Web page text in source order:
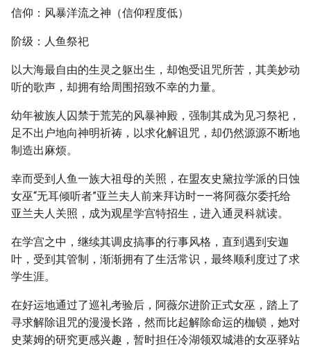
信仰：风暴洋流之神（信仰程度低）
阶级：人鱼祭祀
以大海最自由的生灵之躯出生，却饱受诅咒所苦，其美妙动
听的歌声，却拥有给周围招致不幸的力量。
幼年被族人囚禁于荒芜的风暴神殿，强制其成为见习祭祀，
足不出户地向神明祈祷，以求化解诅咒，却仍然源源不断地
制造出麻烦。
幸而受到人鱼一族大祖母的关照，在盟友史黛拉学派的日蚀
女巫“无耳倾听者”亚兰夫人前来拜访时——将阿薇尔委托给
亚兰夫人关照，成为观星学宫特招生，进入通灵科就读。
在学宫之中，继续其调皮搞事的行事风格，直到遇到安迦
叶，受到其管制，渐渐拥有了生活常识，最终顺利度过了求
学生涯。
在好运地通过了巡礼考验后，阿薇尔进阶正式女巫，踏上了
寻求解除诅咒的漫漫长路，然而比起解除命运的枷锁，她对
史莱姆的研究更感兴趣，暂时担任冷湖领双城港的女巫驿站